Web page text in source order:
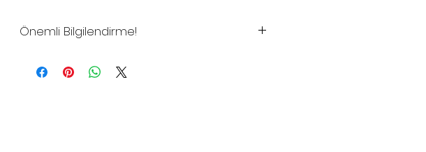
Önemli Bilgilendirme!
fiyatlarıdır